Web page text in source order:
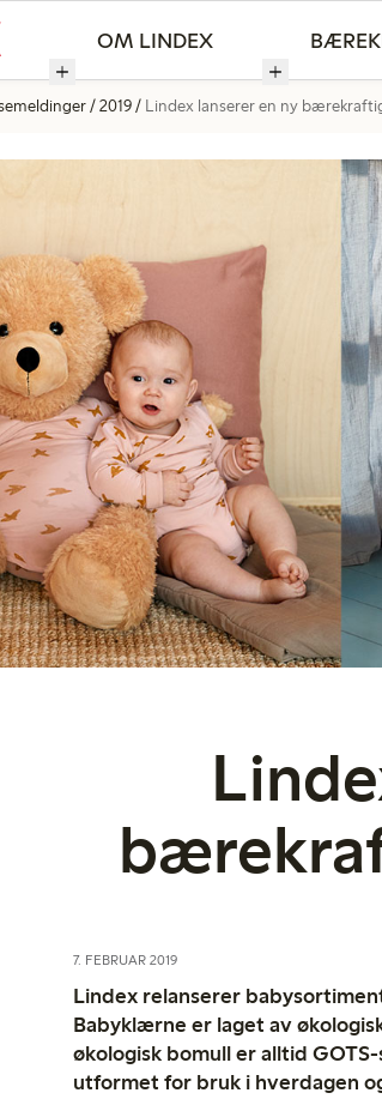
OM LINDEX
2019 Lindex lanserer en ny
7. FEBRUAR 2019
Lindex relanserer
Babyklærne er laget av
økologisk bomull er alltid
utformet for bruk i hverdagen